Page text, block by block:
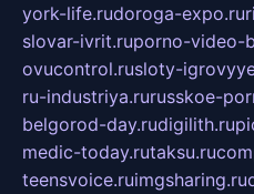
york-life.rudoroga-expo.ru
slovar-ivrit.ruporno-video-
ovucontrol.rusloty-
ru-industriya.rurusskoe-
belgorod-day.rudigilith.ru
medic-today.rutaksu.ru
teensvoice.ruimgsharing.ru